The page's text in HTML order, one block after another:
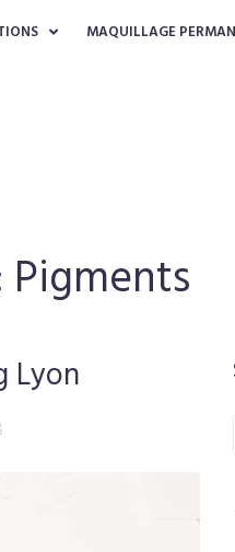
MAQUILLAGE
Pigments
Lyon